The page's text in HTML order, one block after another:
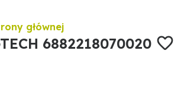
głównej
6882218070020